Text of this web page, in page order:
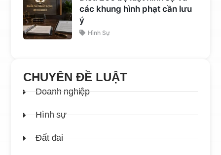
các khung hình phạt cần lưu
ý
Hình Sự
CHUYÊN ĐỀ LUẬT
Doanh nghiệp
Hình sự
Đất đai